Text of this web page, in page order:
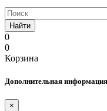
Найти
0
0
Корзина
Дополнительная информация
×